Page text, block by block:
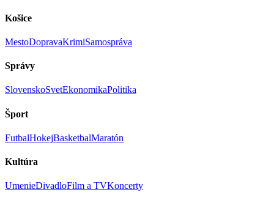
Košice
MestoDopravaKrimiSamospráva
Správy
SlovenskoSvetEkonomikaPolitika
Šport
FutbalHokejBasketbalMaratón
Kultúra
UmenieDivadloFilm a TVKoncerty